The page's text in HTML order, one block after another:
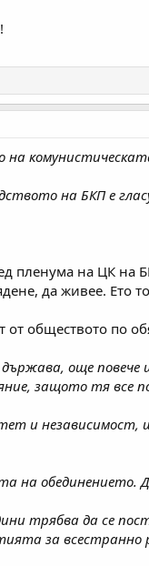
на
на БКП е
пленума на ЦК на
да живее. Ето
обществото по
още повече
защото тя все
и независимост,
на обединението.
трябва да се
за